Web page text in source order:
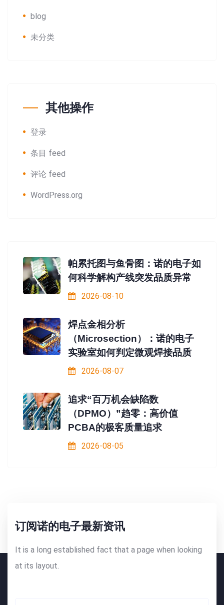
blog
未分类
其他操作
登录
条目 feed
评论 feed
WordPress.org
帕累托图与鱼骨图：诺的电子如
何科学解构产线突发品质异常
2026-08-10
焊点金相分析
（Microsection）：诺的电子
实验室如何判定微观焊接品质
2026-08-07
追求“百万机会缺陷数
（DPMO）”趋零：高价值
PCBA的极客质量追求
2026-08-05
订阅诺的电子最新资讯
It is a long established fact that a page when looking
at its layout.